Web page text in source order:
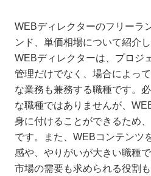
WEBディレクターのフリーラ
ンド、単価相場について紹介し
WEBディレクターは、プロジ
管理だけでなく、場合によっ
な業務も兼務する職種です。
な職種ではありませんが、
身に付けることができるため
です。また、WEBコンテンツ
感や、やりがいが大きい職種で
市場の需要も求められる役割